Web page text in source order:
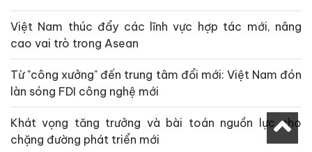
Việt Nam thúc đẩy các lĩnh vực hợp tác mới, nâng
cao vai trò trong Asean
Từ "công xưởng" đến trung tâm đổi mới: Việt Nam đón
làn sóng FDI công nghệ mới
Khát vọng tăng trưởng và bài toán nguồn lực cho
chặng đường phát triển mới